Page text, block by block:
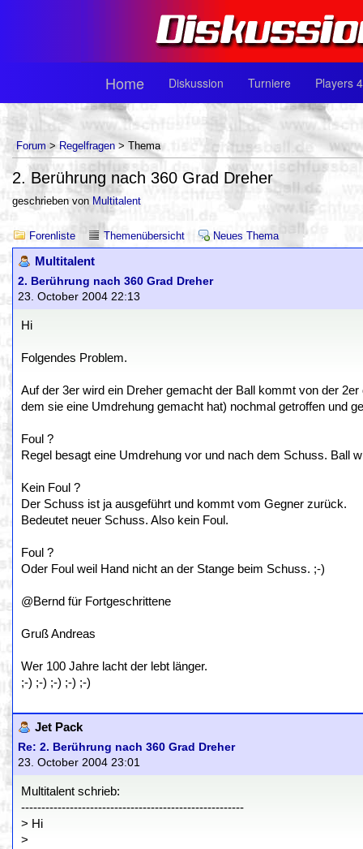
Home Diskussion Turniere Players
Forum > Regelfragen > Thema
2. Berührung nach 360 Grad Dreher
geschrieben von Multitalent
Forenliste Themenübersicht Neues Thema
Multitalent
2. Berührung nach 360 Grad Dreher
23. October 2004 22:13
Hi
Folgendes Problem.
Auf der 3er wird ein Dreher gemacht der Ball kommt von der
dem sie eine Umdrehung gemacht hat) nochmal getroffen und
Foul ?
Regel besagt eine Umdrehung vor und nach dem Schuss. Ball
Kein Foul ?
Der Schuss ist ja ausgeführt und kommt vom Gegner zurück.
Bedeutet neuer Schuss. Also kein Foul.
Foul ?
Oder Foul weil Hand nicht an der Stange beim Schuss. ;-)
@Bernd für Fortgeschrittene
Gruß Andreas
Wer 100 Jahre lacht der lebt länger.
;-) ;-) ;-) ;-) ;-)
Jet Pack
Re: 2. Berührung nach 360 Grad Dreher
23. October 2004 23:01
Multitalent schrieb:
-------------------------------------------------------
> Hi
>